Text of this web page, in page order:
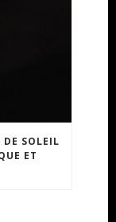
DE SOLEIL
ET